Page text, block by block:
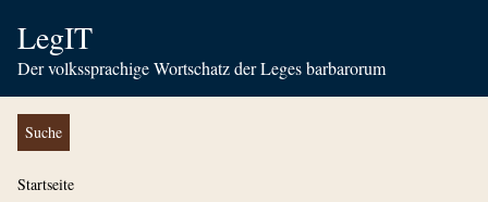
LegIT
Der volkssprachige Wortschatz der Leges barbarorum
Suche
Startseite